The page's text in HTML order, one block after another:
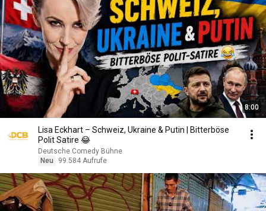
8:00
Lisa Eckhart – Schweiz, Ukraine & Putin | Bitterböse
Polit Satire 😂
Deutsche Comedy Bühne
Neu
99.584 Aufrufe